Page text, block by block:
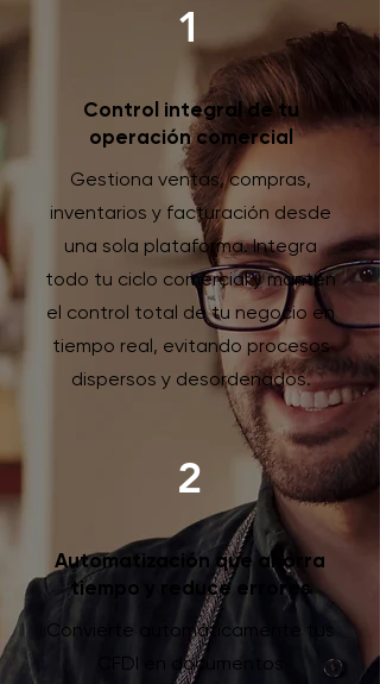
1
Control integral de tu
operación comercial
Gestiona ventas, compras,
inventarios y facturación desde
una sola plataforma. Integra
todo tu ciclo comercial y mantén
el control total de tu negocio en
tiempo real, evitando procesos
dispersos y desordenados.
2
Automatización que ahorra
tiempo y reduce errores
Convierte automáticamente tus
CFDI en documentos